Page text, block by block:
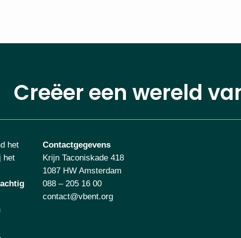
Creëer een wereld
het
het
.
Contactgegevens
Krijn Taconiskade 418
1087 HW Amsterdam
088 – 205 16 00
contact@vbent.org